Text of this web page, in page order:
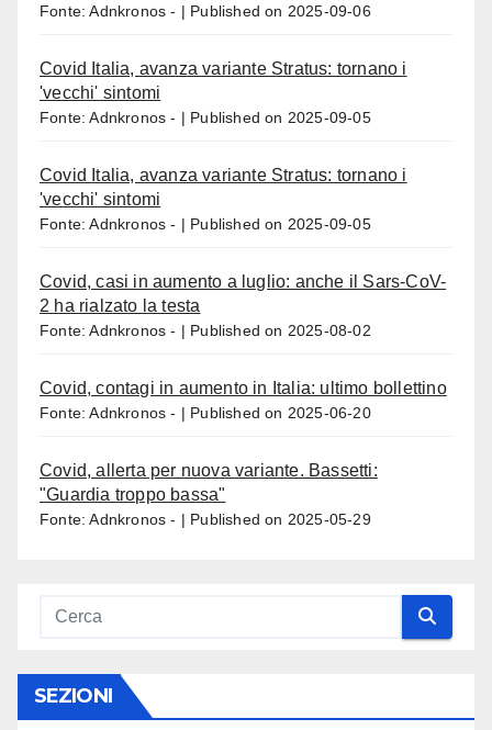
Fonte: Adnkronos - Published on 2025-09-06
Covid Italia, avanza variante Stratus: tornano i
'vecchi' sintomi
Fonte: Adnkronos - Published on 2025-09-05
Covid Italia, avanza variante Stratus: tornano i
'vecchi' sintomi
Fonte: Adnkronos - Published on 2025-09-05
Covid, casi in aumento a luglio: anche il Sars-CoV-
2 ha rialzato la testa
Fonte: Adnkronos - Published on 2025-08-02
Covid, contagi in aumento in Italia: ultimo bollettino
Fonte: Adnkronos - Published on 2025-06-20
Covid, allerta per nuova variante. Bassetti:
"Guardia troppo bassa"
Fonte: Adnkronos - Published on 2025-05-29
SEZIONI